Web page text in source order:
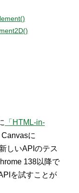
「HTML-in-
に
しいAPIのテス
138以降で
を試すことが